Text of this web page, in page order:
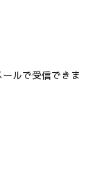
ルで受信できま